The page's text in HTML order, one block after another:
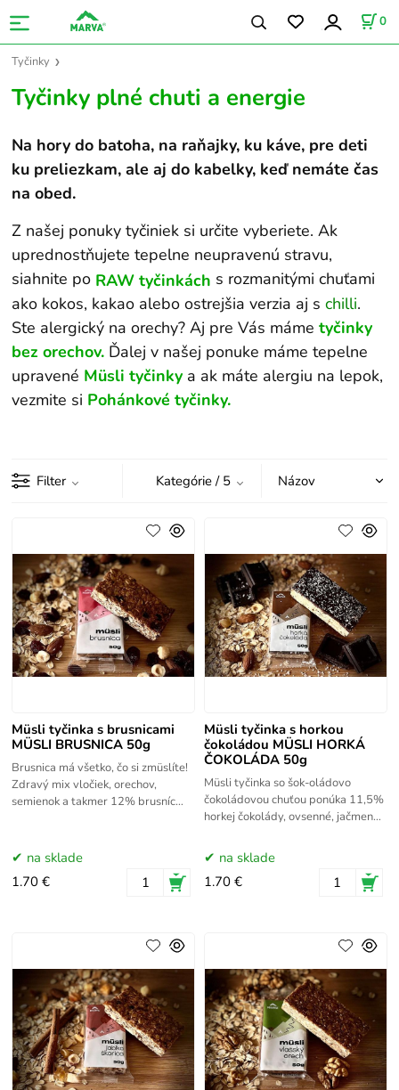
0
Tyčinky
Tyčinky plné chuti a energie
Na hory do batoha, na raňajky, ku káve, pre deti
ku preliezkam, ale aj do kabelky, keď nemáte čas
na obed.
Z našej ponuky tyčiniek si určite vyberiete. Ak
uprednostňujete tepelne neupravenú stravu,
siahnite po RAW tyčinkách s rozmanitými chuťami
ako kokos, kakao alebo ostrejšia verzia aj schilli.
Ste alergický na orechy? Aj pre Vás máme tyčinky
bez orechov. Ďalej v našej ponuke máme tepelne
upravené Müsli tyčinky a ak máte alergiu na lepok,
vezmite si Pohánkové tyčinky.
Filter Kategórie / 5
Müsli tyčinka s brusnicami
MÜSLI BRUSNICA 50g
Brusnica má všetko, čo si zmüslíte!
Zdravý mix vločiek, orechov,
semienok a takmer 12% brusníc
na sklade
1.70 €
Müsli tyčinka s horkou
čokoládou MÜSLI HORKÁ
ČOKOLÁDA 50g
Müsli tyčinka so šok-oládovo
čokoládovou chuťou ponúka 11,5%
horkej čokolády, ovsenné, jačmenné
výber.na sklade
1.70 €